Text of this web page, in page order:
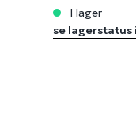
i lager
se lagerstatus